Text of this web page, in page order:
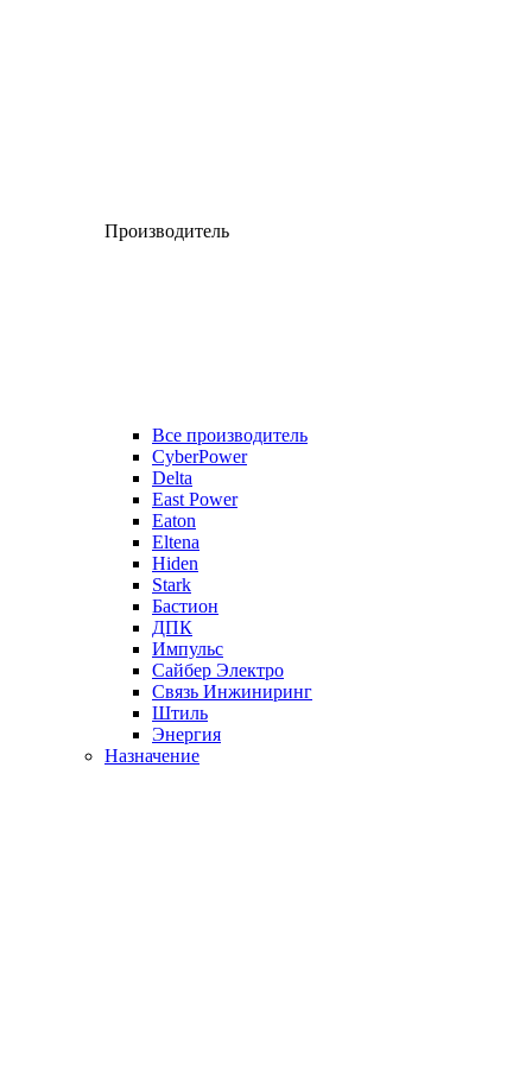
Производитель
Все производитель
CyberPower
Delta
East Power
Eaton
Eltena
Hiden
Stark
Бастион
ДПК
Импульс
Сайбер Электро
Связь Инжиниринг
Штиль
Энергия
Назначение